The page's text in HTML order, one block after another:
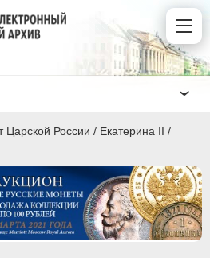
Царской России / Екатерина II /